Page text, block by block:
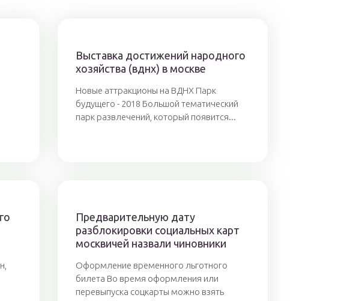
Выставка достижений народного
хозяйства (вднх) в москве
Новые аттракционы на ВДНХ Парк
будущего - 2018 Большой тематический
парк развлечений, который появится...
Предварительную дату
разблокировки социальных карт
москвичей назвали чиновники
Оформление временного льготного
билета Во время оформления или
перевыпуска соцкарты можно взять